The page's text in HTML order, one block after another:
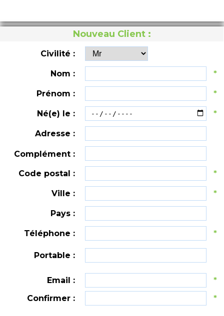
Nouveau Client :
Civilité :
Nom : *
Prénom : *
Né(e) le : *
Adresse :
Complément :
Code postal : *
Ville : *
Pays :
Téléphone : *
Portable :
Email :
*
Confirmer :
*